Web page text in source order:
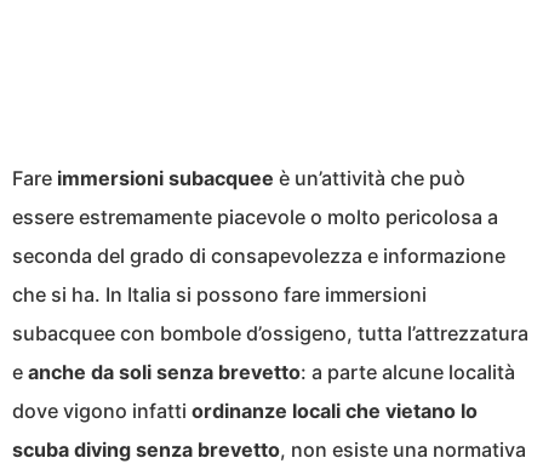
Fare immersioni subacquee è un’attività che può
essere estremamente piacevole o molto pericolosa a
seconda del grado di consapevolezza e informazione
che si ha. In Italia si possono fare immersioni
subacquee con bombole d’ossigeno, tutta l’attrezzatura
e anche da soli senza brevetto: a parte alcune località
dove vigono infatti ordinanze locali che vietano lo
scuba diving senza brevetto, non esiste una normativa